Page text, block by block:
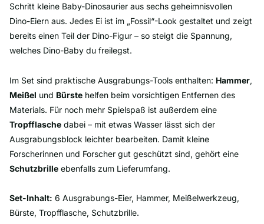
Schritt kleine Baby-Dinosaurier aus sechs geheimnisvollen
Dino-Eiern aus. Jedes Ei ist im „Fossil“-Look gestaltet und zeigt
bereits einen Teil der Dino-Figur – so steigt die Spannung,
welches Dino-Baby du freilegst.
Im Set sind praktische Ausgrabungs-Tools enthalten: Hammer,
Meißel und Bürste helfen beim vorsichtigen Entfernen des
Materials. Für noch mehr Spielspaß ist außerdem eine
Tropfflasche dabei – mit etwas Wasser lässt sich der
Ausgrabungsblock leichter bearbeiten. Damit kleine
Forscherinnen und Forscher gut geschützt sind, gehört eine
Schutzbrille ebenfalls zum Lieferumfang.
Set-Inhalt: 6 Ausgrabungs-Eier, Hammer, Meißelwerkzeug,
Bürste, Tropfflasche, Schutzbrille.